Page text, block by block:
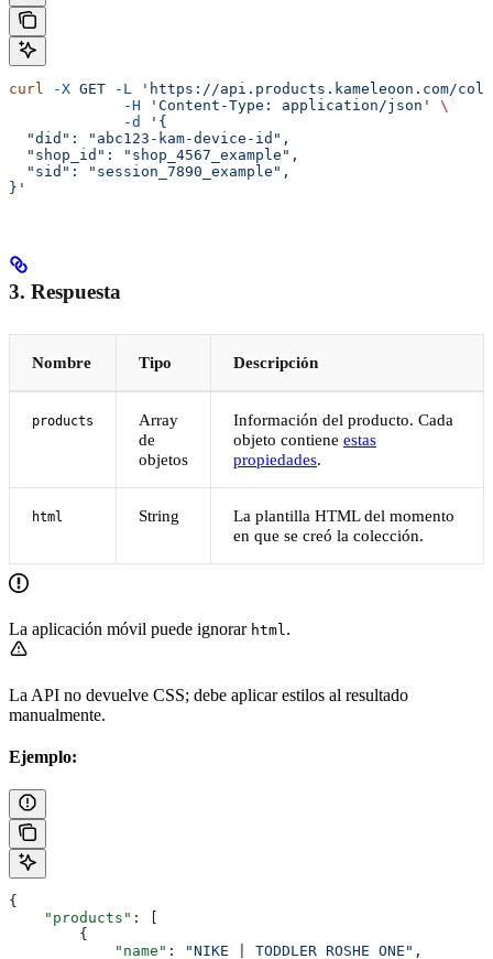
curl -X GET -L
'https://api.products.kameleoon.com/
             -H
'Content-Type: application/json'
\
             -d
'{
  "did": "abc123-kam-device-id",
  "shop_id": "shop_4567_example",
  "sid": "session_7890_example",
}'
3. Respuesta
Nombre Tipo Descripción
products
Array
de
objetos
Información del producto. Cada
objeto contiene estas
propiedades.
html String
La plantilla HTML del momento
en que se creó la colección.
La aplicación móvil puede ignorar html.
La API no devuelve CSS; debe aplicar estilos al resultado
manualmente.
Ejemplo:
{
    "products"
: [
        {
            "name"
: "NIKE | TODDLER ROSHE ONE" ,